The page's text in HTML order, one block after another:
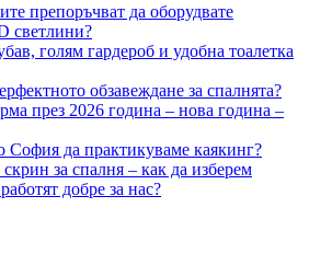
препоръчват да оборудвате
светлини?
голям гардероб и удобна тоалетка
обзавеждане за спалнята?
през 2026 година – нова година –
София да практикуваме каякинг?
за спалня – как да изберем
добре за нас?